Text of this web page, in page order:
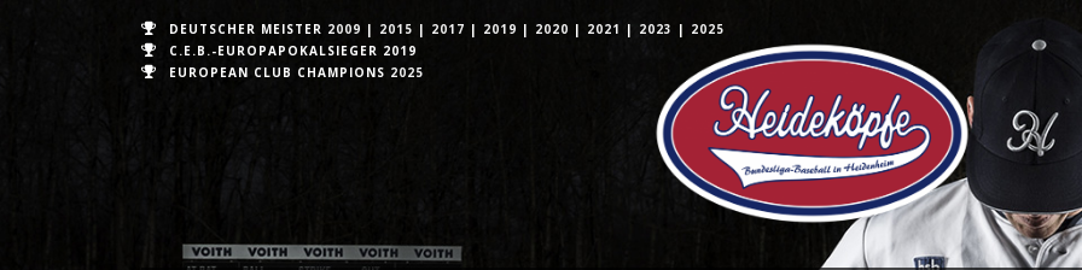
DEUTSCHER MEISTER 2009 | 2015 | 2017 | 2019 | 2020 | 2021 | 2023 | 2025
C.E.B.-EUROPAPOKALSIEGER 2019
EUROPEAN CLUB CHAMPIONS 2025